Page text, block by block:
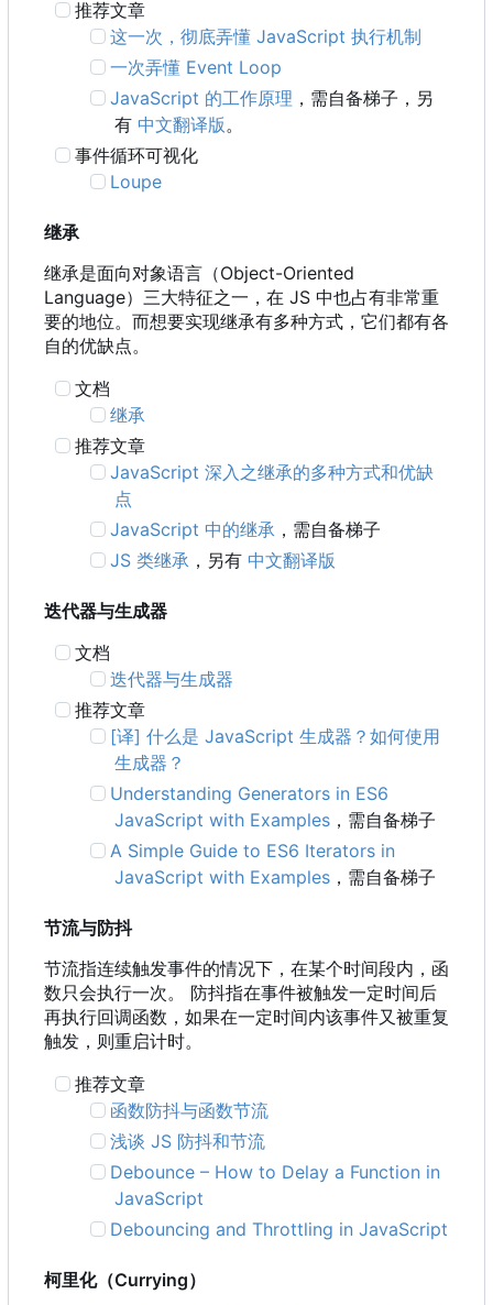
推荐文章
这一次，彻底弄懂 JavaScript 执行机制
一次弄懂 Event Loop
JavaScript 的工作原理 ，需自备梯子，另
有 中文翻译版。
事件循环可视化
Loupe
继承
继承是面向对象语言 （Object-Oriented
Language） 三大特征之一 ， 在 JS 中也占有非常重
要的地位。而想要实现继承有多种方式，它们都有各
自的优缺点。
文档
继承
推荐文章
JavaScript 深入之继承的多种方式和优缺
点
JavaScript 中的继承 ，需自备梯子
JS 类继承 ，另有 中文翻译版
迭代器与生成器
文档
迭代器与生成器
推荐文章
[译] 什么是 JavaScript 生成器？如何使用
生成器？
Understanding Generators in ES6
JavaScript with Examples ，需自备梯子
A Simple Guide to ES6 Iterators in
JavaScript with Examples ，需自备梯子
节流与防抖
节流指连续触发事件的情况下，在某个时间段内，函
数只会执行一次。 防抖指在事件被触发一定时间后
再执行回调函数，如果在一定时间内该事件又被重复
触发，则重启计时。
推荐文章
函数防抖与函数节流
浅谈 JS 防抖和节流
Debounce– How to Delay a Function in
JavaScript
Debouncing and Throttling in JavaScript
柯里化（Currying）